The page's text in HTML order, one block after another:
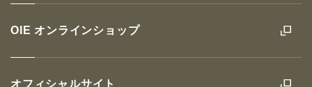
OIE オンラインショップ
オフィシャルサイト